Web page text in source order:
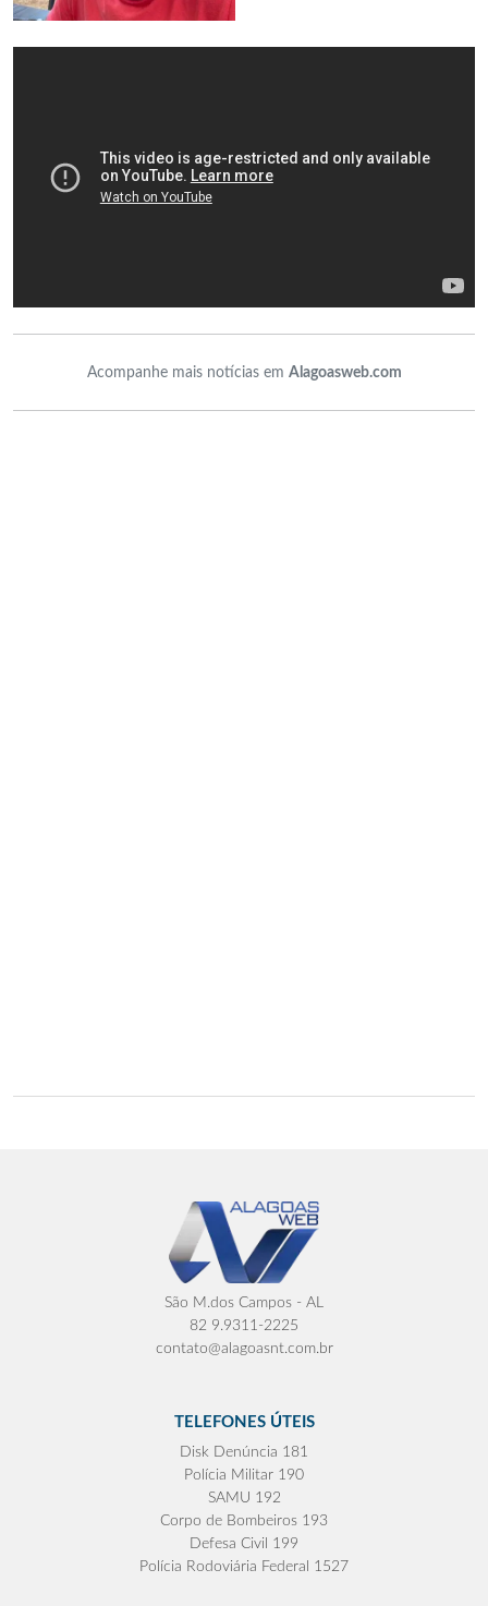
Acompanhe mais notícias em Alagoasweb.com
São M.dos Campos - AL
82 9.9311-2225
contato@alagoasnt.com.br
TELEFONES ÚTEIS
Disk Denúncia 181
Polícia Militar 190
SAMU 192
Corpo de Bombeiros 193
Defesa Civil 199
Polícia Rodoviária Federal 1527